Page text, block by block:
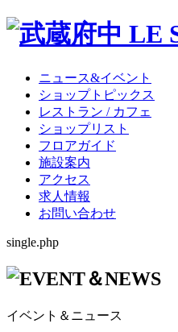
ニュース&イベント
ショップトピックス
レストラン / カフェ
ショップリスト
フロアガイド
施設案内
アクセス
求人情報
お問い合わせ
single.php
イベント＆ニュース